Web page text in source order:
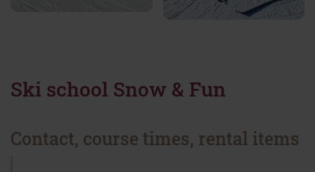
Ski school Snow & Fun
Contact, course times, rental items